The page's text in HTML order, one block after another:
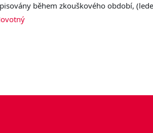
během zkouškového období,